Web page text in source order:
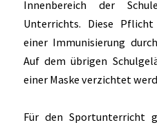
Innenbereich der
Unterrichts. Diese
einer Immunisierung
Auf dem übrigen
einer Maske verzichtet
Für den Sportunterricht